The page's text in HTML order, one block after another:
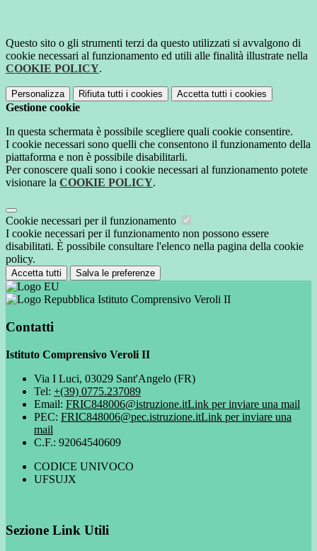
Questo sito o gli strumenti terzi da questo utilizzati si avvalgono di
cookie necessari al funzionamento ed utili alle finalità illustrate nella
COOKIE POLICY.
Personalizza Rifiuta tutti i cookies Accetta tutti i cookies
Gestione cookie
In questa schermata è possibile scegliere quali cookie consentire.
I cookie necessari sono quelli che consentono il funzionamento della
piattaforma e non è possibile disabilitarli.
Per conoscere quali sono i cookie necessari al funzionamento potete
visionare la COOKIE POLICY.
Cookie necessari per il funzionamento
I cookie necessari per il funzionamento non possono essere
disabilitati. È possibile consultare l'elenco nella pagina della cookie
policy.
Accetta tutti Salva le preferenze
Istituto Comprensivo Veroli II
Contatti
Istituto Comprensivo Veroli II
Via I Luci, 03029 Sant'Angelo (FR)
Tel: +(39) 0775.237089
Email: FRIC848006@istruzione.itLink per inviare una mail
PEC: FRIC848006@pec.istruzione.itLink per inviare una
mail
C.F.: 92064540609
CODICE UNIVOCO
UFSUJX
Sezione Link Utili